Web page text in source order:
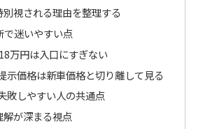
視される理由を整理する
迷いやすい点
万円は入口にすぎない
示価格は新車価格と切り離して見る
敗しやすい人の共通点
が深まる視点